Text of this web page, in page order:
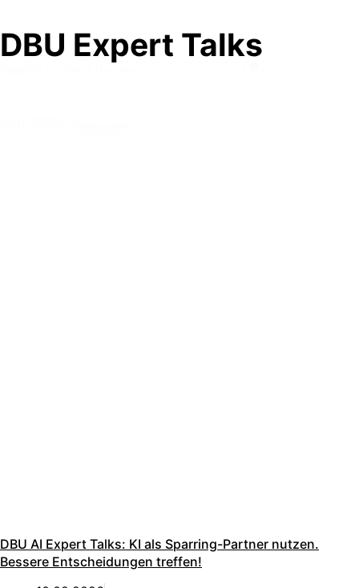
DBU Expert Talks
DBU AI Expert Talks: KI als Sparring-Partner nutzen.
Bessere Entscheidungen treffen!